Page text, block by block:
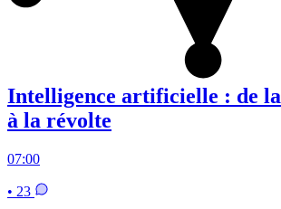
Intelligence artificielle : de
à la révolte
07:00
• 23